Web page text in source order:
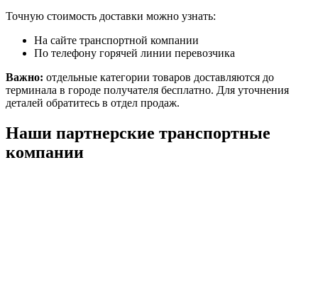
Точную стоимость доставки можно узнать:
На сайте транспортной компании
По телефону горячей линии перевозчика
Важно: отдельные категории товаров доставляются до
терминала в городе получателя бесплатно. Для уточнения
деталей обратитесь в отдел продаж.
Наши партнерские транспортные
компании